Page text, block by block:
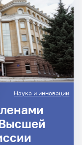
Наука и инновации